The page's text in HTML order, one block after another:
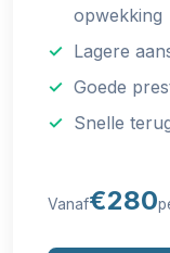
opwekking
Lagere
Goede
Snelle
Vanaf€280